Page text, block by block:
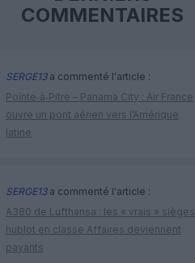
COMMENTAIRES
SERGE13a commenté l'article :
Pointe‑à‑Pitre – Panama City : Air France
ouvre un pont aérien vers l’Amérique
latine
SERGE13a commenté l'article :
A380 de Lufthansa : les « vrais » sièges
hublot en classe Affaires deviennent
payants